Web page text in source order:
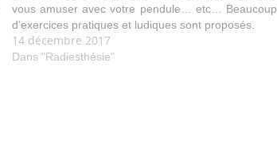
vous amuser avec votre pendule… etc… Beaucoup
d’exercices pratiques et ludiques sont proposés.
14 décembre 2017
Dans "Radiesthésie"